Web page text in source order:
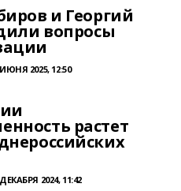
и Георгий
вопросы
2025, 12:50
растет
2024, 11:42